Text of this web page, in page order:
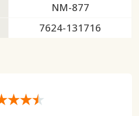
NM-877
7624-131716